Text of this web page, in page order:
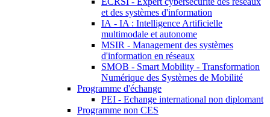
et des systèmes d'information
IA - IA : Intelligence Artificielle
multimodale et autonome
MSIR - Management des systèmes
d'information en réseaux
SMOB - Smart Mobility - Transformation
Numérique des Systèmes de Mobilité
Programme d'échange
PEI - Echange international non diplomant
Programme non CES